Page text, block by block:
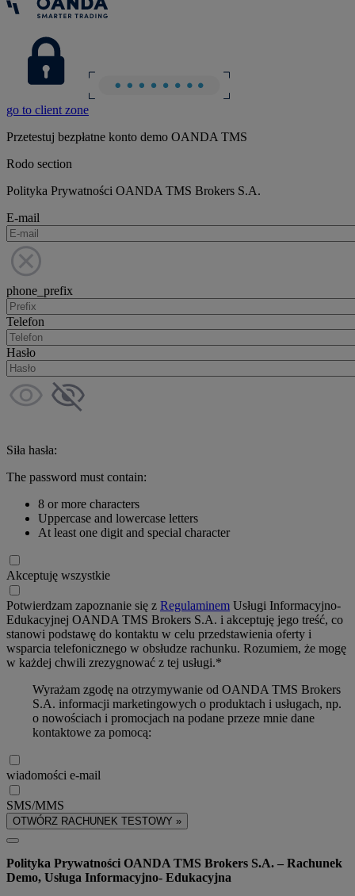
go to client zone
Przetestuj bezpłatne konto demo OANDA TMS
Rodo section
Polityka Prywatności OANDA TMS Brokers S.A.
E-mail
phone_prefix
Telefon
Hasło
Siła hasła:
The password must contain:
8 or more characters
Uppercase and lowercase letters
At least one digit and special character
Akceptuję wszystkie
Potwierdzam zapoznanie się z Regulaminem Usługi Informacyjno-
Edukacyjnej OANDA TMS Brokers S.A. i akceptuję jego treść, co
stanowi podstawę do kontaktu w celu przedstawienia oferty i
wsparcia telefonicznego w obsłudze rachunku. Rozumiem, że mogę
w każdej chwili zrezygnować z tej usługi.*
Wyrażam zgodę na otrzymywanie od OANDA TMS Brokers
S.A. informacji marketingowych o produktach i usługach, np.
o nowościach i promocjach na podane przeze mnie dane
kontaktowe za pomocą:
wiadomości e-mail
SMS/MMS
OTWÓRZ RACHUNEK TESTOWY »
Polityka Prywatności OANDA TMS Brokers S.A. – Rachunek
Demo, Usługa Informacyjno- Edukacyjna